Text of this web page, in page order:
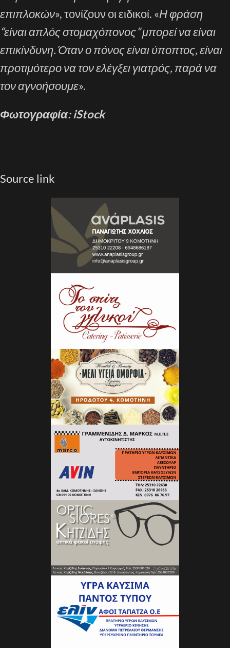
επιπλοκών», τονίζουν οι ειδικοί. «Η φράση
“είναι απλός στομαχόπονος” μπορεί να είναι
επικίνδυνη. Όταν ο πόνος είναι ύποπτος, είναι
προτιμότερο να τον ελέγξει γιατρός, παρά να
τον αγνοήσουμε».
Φωτογραφία: iStock
Source link